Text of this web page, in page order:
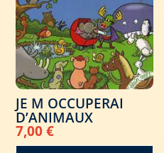
JE M OCCUPERAI
D’ANIMAUX
7,00€